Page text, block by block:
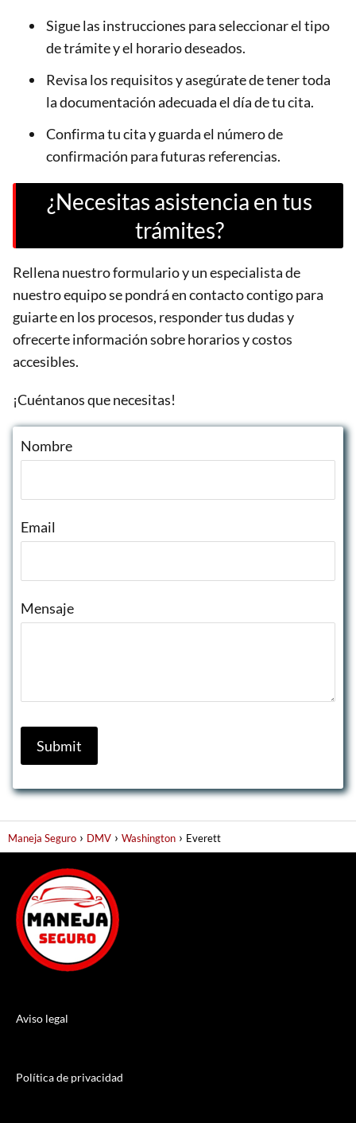
Sigue las instrucciones para seleccionar el tipo
de trámite y el horario deseados.
Revisa los requisitos y asegúrate de tener toda
la documentación adecuada el día de tu cita.
Confirma tu cita y guarda el número de
confirmación para futuras referencias.
¿Necesitas asistencia en tus
trámites?
Rellena nuestro formulario y un especialista de
nuestro equipo se pondrá en contacto contigo para
guiarte en los procesos, responder tus dudas y
ofrecerte información sobre horarios y costos
accesibles.
¡Cuéntanos que necesitas!
Nombre
Email
Mensaje
Maneja Seguro DMV Washington Everett
Aviso legal
Política de privacidad